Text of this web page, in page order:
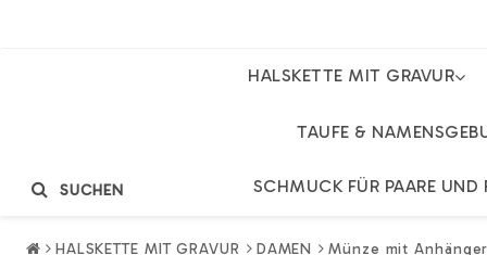
HALSKETTE MIT GRAVUR
TAUFE &
SCHMUCK FÜR PAARE UND
SUCHEN
HALSKETTE MIT GRAVUR DAMEN Münze mit